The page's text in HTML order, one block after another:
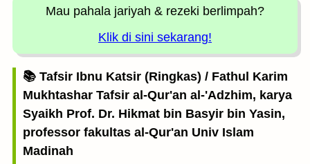
Mau pahala jariyah & rezeki berlimpah?
Klik di sini sekarang!
📚 Tafsir Ibnu Katsir (Ringkas) / Fathul Karim
Mukhtashar Tafsir al-Qur'an al-'Adzhim, karya
Syaikh Prof. Dr. Hikmat bin Basyir bin Yasin,
professor fakultas al-Qur'an Univ Islam
Madinah